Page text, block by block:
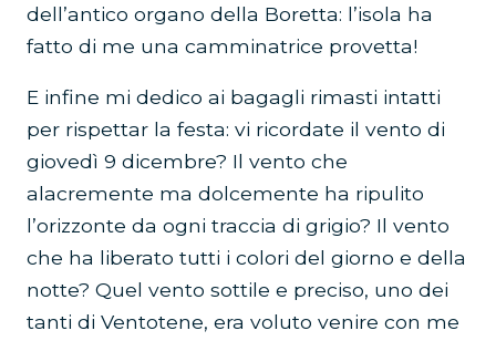
dell’antico organo della Boretta: l’isola ha
fatto di me una camminatrice provetta!
E infine mi dedico ai bagagli rimasti intatti
per rispettar la festa: vi ricordate il vento di
giovedì 9 dicembre? Il vento che
alacremente ma dolcemente ha ripulito
l’orizzonte da ogni traccia di grigio? Il vento
che ha liberato tutti i colori del giorno e della
notte? Quel vento sottile e preciso, uno dei
tanti di Ventotene, era voluto venire con me